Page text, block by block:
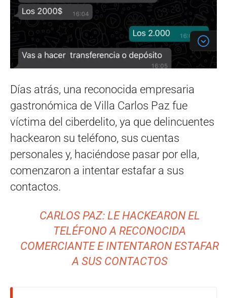
Días atrás, una reconocida empresaria
gastronómica de Villa Carlos Paz fue
víctima del ciberdelito, ya que delincuentes
hackearon su teléfono, sus cuentas
personales y, haciéndose pasar por ella,
comenzaron a intentar estafar a sus
contactos.
CARLOS PAZ: LE HACKEARON EL
TELÉFONO A RECONOCIDA
COMERCIANTE E INTENTARON ESTAFAR
A SUS CONTACTOS